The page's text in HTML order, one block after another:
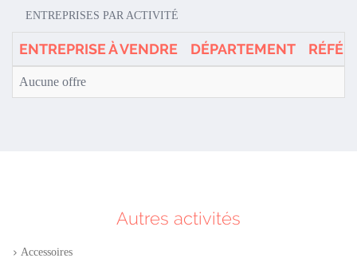
ENTREPRISES PAR ACTIVITÉ
ENTREPRISE À VENDRE DÉPARTEMENT
Aucune offre
Autres activités
Accessoires